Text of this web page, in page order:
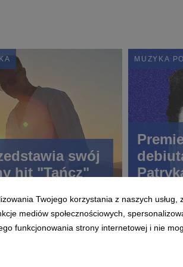
swój
hit "Tańcz"
MUZYKA
Twojego korzystania z naszych
mediów społecznościowych,
funkcjonowania strony internetowej i nie